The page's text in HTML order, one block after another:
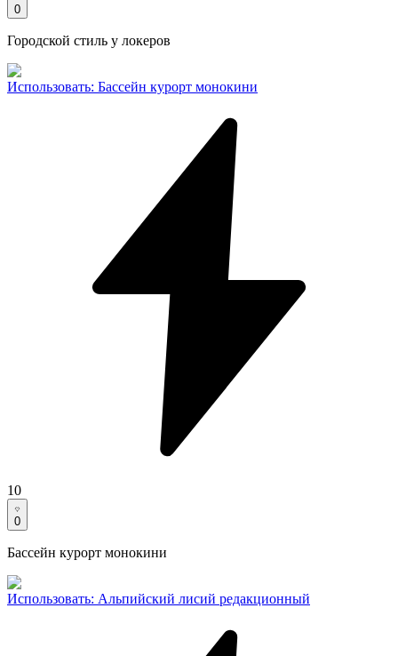
0
Городской стиль у локеров
Использовать: Бассейн курорт монокини
10
0
Бассейн курорт монокини
Использовать: Альпийский лисий редакционный